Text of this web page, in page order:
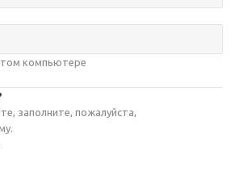
компьютере
заполните, пожалуйста,